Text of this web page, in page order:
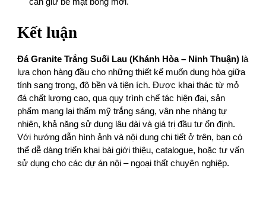
cần giữ bề mặt bóng mới.
Kết luận
Đá Granite Trắng Suối Lau (Khánh Hòa – Ninh Thuận) là
lựa chọn hàng đầu cho những thiết kế muốn dung hòa giữa
tính sang trọng, độ bền và tiện ích. Được khai thác từ mỏ
đá chất lượng cao, qua quy trình chế tác hiện đại, sản
phẩm mang lại thẩm mỹ trắng sáng, vân nhẹ nhàng tự
nhiên, khả năng sử dụng lâu dài và giá trị đầu tư ổn định.
Với hướng dẫn hình ảnh và nội dung chi tiết ở trên, bạn có
thể dễ dàng triển khai bài giới thiệu, catalogue, hoặc tư vấn
sử dụng cho các dự án nội – ngoại thất chuyên nghiệp.